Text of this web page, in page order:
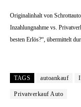
Originalinhalt von
Inzahlungnahme vs.
besten Erlös?“, übermittelt
TAGS autoankauf
Privatverkauf Auto